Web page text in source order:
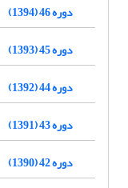
دوره 46 (1394)
دوره 45 (1393)
دوره 44 (1392)
دوره 43 (1391)
دوره 42 (1390)